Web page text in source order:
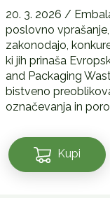
20. 3. 2026 /
poslovno
zakonodajo,
ki jih prinaša
and Packaging
bistveno
označevanja in
Krožno
gospodarstvo
Kupi